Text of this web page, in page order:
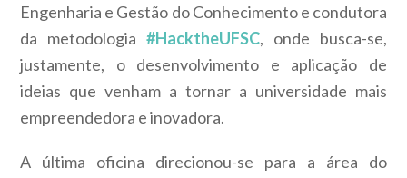
Engenharia e Gestão do Conhecimento e condutora
da metodologia #HacktheUFSC, onde busca-se,
justamente, o desenvolvimento e aplicação de
ideias que venham a tornar a universidade mais
empreendedora e inovadora.
A última oficina direcionou-se para a área do